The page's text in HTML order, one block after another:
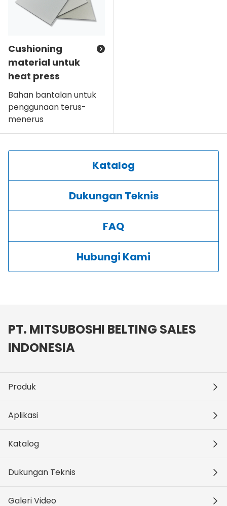
Cushioning
material untuk
heat press
Bahan bantalan untuk
penggunaan terus-
menerus
Katalog
Dukungan Teknis
FAQ
Hubungi Kami
PT. MITSUBOSHI BELTING SALES
INDONESIA
Produk
Aplikasi
Katalog
Dukungan Teknis
Galeri Video